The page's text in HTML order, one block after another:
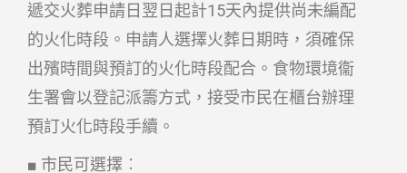
遞交火葬申請日翌日起計15天內提供尚未編配
的火化時段。申請人選擇火葬日期時，須確保
出殯時間與預訂的火化時段配合。食物環境衞
生署會以登記派籌方式，接受市民在櫃台辦理
預訂火化時段手續。
■ 市民可選擇︰